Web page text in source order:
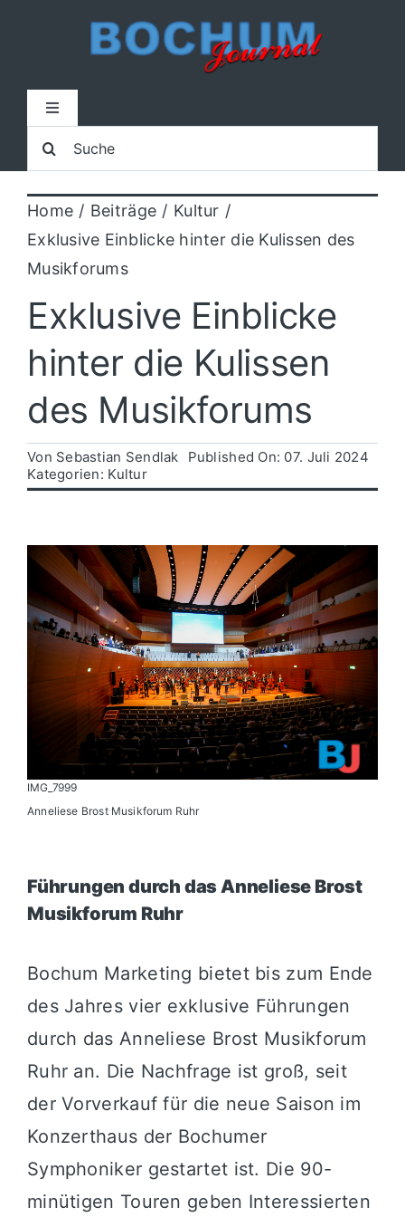
Toggle
Home
Lokal
Blaulicht
Sport
Kultur
Politik
Suche
nach:
Home Beiträge
Kultur
Exklusive Einblicke hinter die Kulissen des
Musikforums
Exklusive Einblicke
hinter die Kulissen
des Musikforums
Von Sebastian Sendlak
Published On: 07. Juli 2024
Kategorien: Kultur
IMG_7999
Anneliese Brost Musikforum Ruhr
Führungen durch das Anneliese Brost
Musikforum Ruhr
Bochum Marketing bietet bis zum Ende
des Jahres vier exklusive Führungen
durch das Anneliese Brost Musikforum
Ruhr an. Die Nachfrage ist groß, seit
der Vorverkauf für die neue Saison im
Konzerthaus der Bochumer
Symphoniker gestartet ist. Die 90-
minütigen Touren geben Interessierten